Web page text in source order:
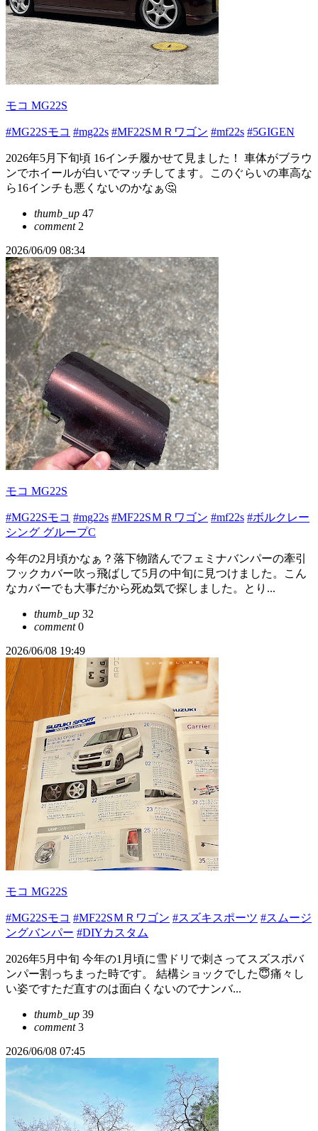
モコ MG22S
#MG22Sモコ #mg22s #MF22SＭＲワゴン #mf22s #5GIGEN
2026年5月下旬頃 16インチ履かせて見ました！ 車体がブラウ
ンでホイールが白いでマッチしてます。このぐらいの車高な
ら16インチも悪くないのかなぁ🤔
thumb_up 47
comment2
2026/06/09 08:34
モコ MG22S
#MG22Sモコ #mg22s #MF22SＭＲワゴン #mf22s #ボルクレー
シング グループC
今年の2月頃かなぁ？落下物踏んでフェミナバンパーの牽引
フックカバー吹っ飛ばして5月の中旬に見つけました。こん
なカバーでも大事だから死ぬ気で探しました。とり...
thumb_up 32
comment0
2026/06/08 19:49
モコ MG22S
#MG22Sモコ #MF22SＭＲワゴン #スズキスポーツ #スムージ
ングバンパー #DIYカスタム
2026年5月中旬 今年の1月頃に雪ドリで刺さってスズスポバ
ンパー割っちまった時です。 結構ショックでした😇痛々し
い姿ですただ直すのは面白くないのでナンバ...
thumb_up 39
comment3
2026/06/08 07:45